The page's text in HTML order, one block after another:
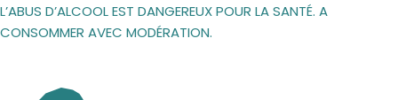
L’ABUS D’ALCOOL EST DANGEREUX POUR LA SANTÉ. A
CONSOMMER AVEC MODÉRATION.